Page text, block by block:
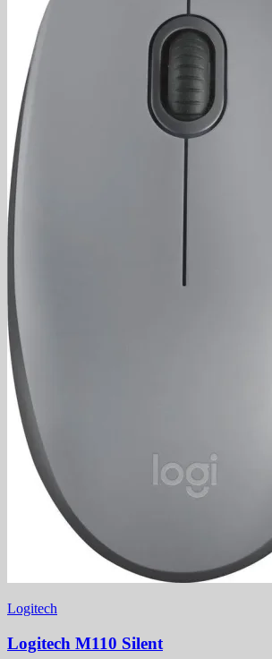
Logitech
Logitech M110 Silent